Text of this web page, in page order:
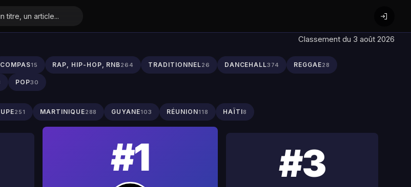
Classement du 3 août 2026
COMPAS15 RAP, HIP-HOP, RNB264 TRADITIONNEL26 DANCEHALL374 REGGAE28
POP30
251 MARTINIQUE288 GUYANE103 RÉUNION118 HAÏTI8
#1 #3